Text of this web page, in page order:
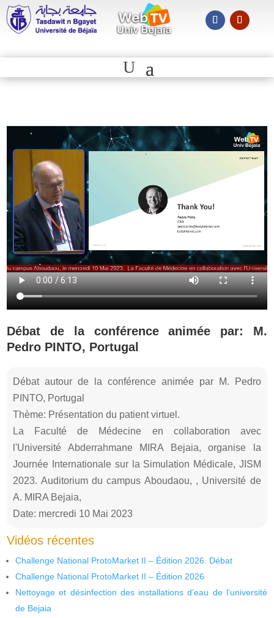
Débat de la conférence animée par: M.
Pedro PINTO, Portugal
Débat autour de la conférence animée par M. Pedro
PINTO, Portugal
Thème: Présentation du patient virtuel.
La Faculté de Médecine en collaboration avec
l'Université Abderrahmane MIRA Bejaia, organise la
Journée Internationale sur la Simulation Médicale, JISM
2023. Auditorium du campus Aboudaou, , Université de
A. MIRA Bejaia,
Date: mercredi 10 Mai 2023
Vidéos récentes
Challenge National ProtoMarket II – Édition 2026. Débat
Challenge National ProtoMarket II – Édition 2026
Nettoyage et désinfection des installations d’eau de l’université
de Bejaia